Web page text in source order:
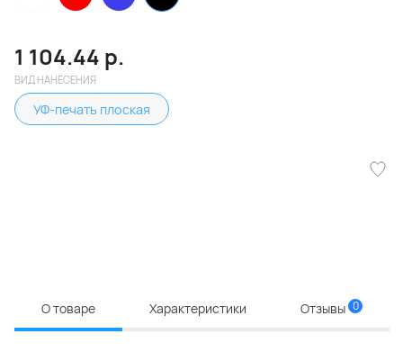
1 104.44 р.
ВИД НАНЕСЕНИЯ
УФ-печать плоская
О товаре Характеристики Отзывы 0